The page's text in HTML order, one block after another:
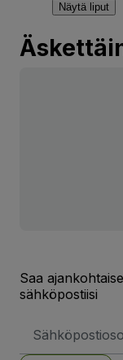
Näytä liput
Saa
sähköpostiisi